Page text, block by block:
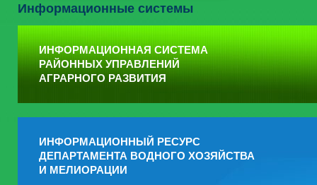
Информационные системы
ИНФОРМАЦИОННАЯ СИСТЕМА
РАЙОННЫХ УПРАВЛЕНИЙ
АГРАРНОГО РАЗВИТИЯ
ИНФОРМАЦИОННЫЙ РЕСУРС
ДЕПАРТАМЕНТА ВОДНОГО ХОЗЯЙСТВА
И МЕЛИОРАЦИИ